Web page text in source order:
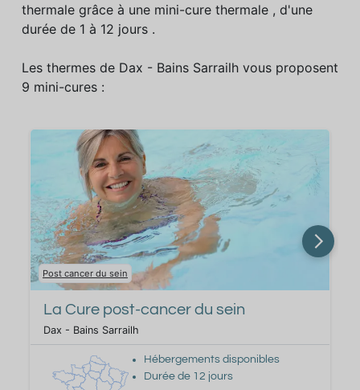
thermale grâce à une mini-cure thermale , d'une
durée de 1 à 12 jours .
Les thermes de Dax - Bains Sarrailh vous proposent
9 mini-cures :
Post cancer du sein
La Cure post-cancer du sein
Dax - Bains Sarrailh
Hébergements disponibles
Durée de 12 jours